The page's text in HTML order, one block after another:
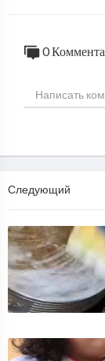
0
Следующий